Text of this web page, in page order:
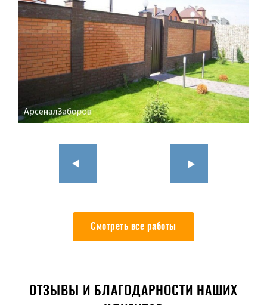
Смотреть все работы
ОТЗЫВЫ И БЛАГОДАРНОСТИ НАШИХ